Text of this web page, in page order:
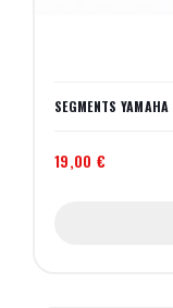
SEGMENTS
19,00 €